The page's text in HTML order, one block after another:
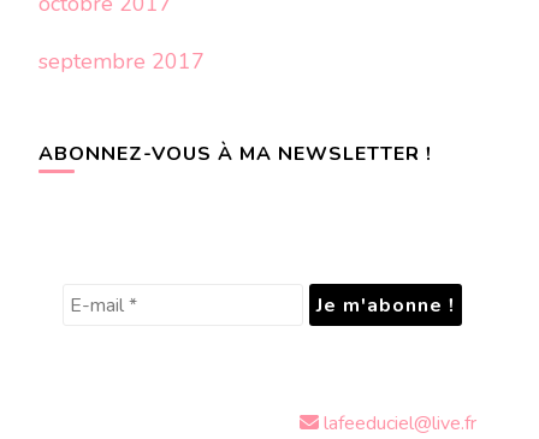
septembre 2017
ABONNEZ-VOUS À MA NEWSLETTER !
lafeeduciel@live.fr